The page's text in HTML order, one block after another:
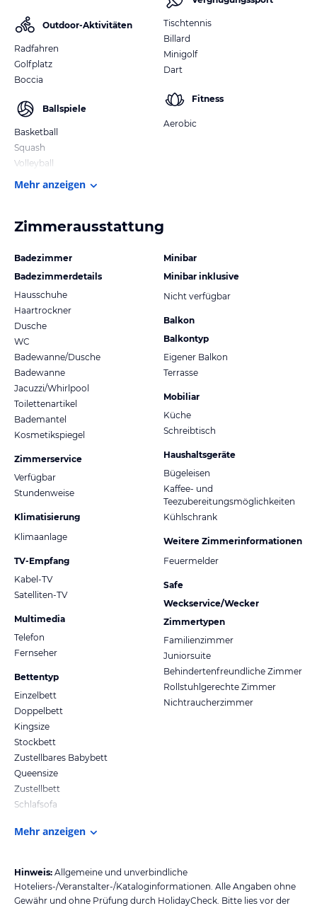
Outdoor-Aktivitäten
Radfahren
Golfplatz
Boccia
Ballspiele
Basketball
Squash
Volleyball
Tischtennis
Billard
Minigolf
Dart
Fitness
Aerobic
Mehr anzeigen
Zimmerausstattung
Badezimmer
Badezimmerdetails
Hausschuhe
Haartrockner
Dusche
WC
Badewanne/Dusche
Badewanne
Jacuzzi/Whirlpool
Toilettenartikel
Bademantel
Kosmetikspiegel
Zimmerservice
Verfügbar
Stundenweise
Klimatisierung
Klimaanlage
TV-Empfang
Kabel-TV
Satelliten-TV
Multimedia
Telefon
Fernseher
Bettentyp
Einzelbett
Doppelbett
Kingsize
Stockbett
Zustellbares Babybett
Queensize
Zustellbett
Schlafsofa
Minibar
Minibar inklusive
Nicht verfügbar
Balkon
Balkontyp
Eigener Balkon
Terrasse
Mobiliar
Küche
Schreibtisch
Haushaltsgeräte
Bügeleisen
Kaffee- und
Teezubereitungsmöglichkeiten
Kühlschrank
Weitere Zimmerinformationen
Feuermelder
Safe
Weckservice/Wecker
Zimmertypen
Familienzimmer
Juniorsuite
Behindertenfreundliche Zimmer
Rollstuhlgerechte Zimmer
Nichtraucherzimmer
Mehr anzeigen
Hinweis: Allgemeine und unverbindliche
Hoteliers-/Veranstalter-/Kataloginformationen. Alle Angaben ohne
Gewähr und ohne Prüfung durch HolidayCheck. Bitte lies vor der